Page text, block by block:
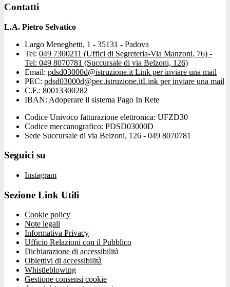
Contatti
L.A. Pietro Selvatico
Largo Meneghetti, 1 - 35131 - Padova
Tel: 049 7300211 (Uffici di Segreteria-Via Manzoni, 76) -
Tel: 049 8070781 (Succursale di via Belzoni, 126)
Email: pdsd03000d@istruzione.it Link per inviare una mail
PEC: pdsd03000d@pec.istruzione.itLink per inviare una mail
C.F.: 80013300282
IBAN: Adoperare il sistema Pago In Rete
Codice Univoco fatturazione elettronica: UFZD30
Codice meccanografico: PDSD03000D
Sede Succursale di via Belzoni, 126 - 049 8070781
Seguici su
Instagram
Sezione Link Utili
Cookie policy
Note legali
Informativa Privacy
Ufficio Relazioni con il Pubblico
Dichiarazione di accessibilità
Obiettivi di accessibilità
Whistleblowing
Gestione consensi cookie